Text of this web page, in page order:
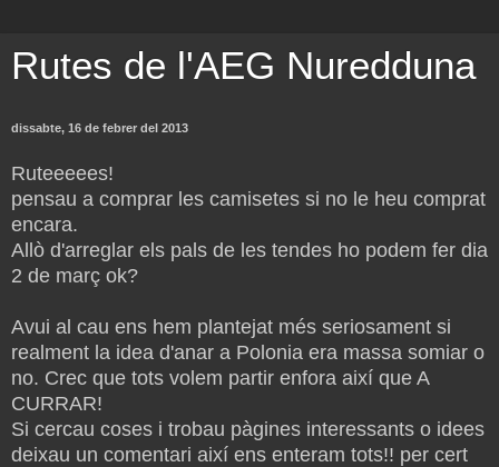
Rutes de l'AEG Nuredduna
dissabte, 16 de febrer del 2013
Ruteeeees!
pensau a comprar les camisetes si no le heu comprat
encara.
Allò d'arreglar els pals de les tendes ho podem fer dia
2 de març ok?
Avui al cau ens hem plantejat més seriosament si
realment la idea d'anar a Polonia era massa somiar o
no. Crec que tots volem partir enfora així que A
CURRAR!
Si cercau coses i trobau pàgines interessants o idees
deixau un comentari així ens enteram tots!! per cert